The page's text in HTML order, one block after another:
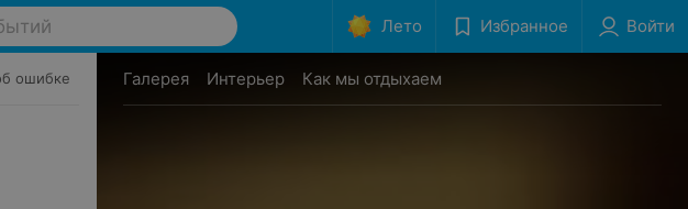
Лето Избранное Войти
ошибке Галерея Интерьер Как мы отдыхаем